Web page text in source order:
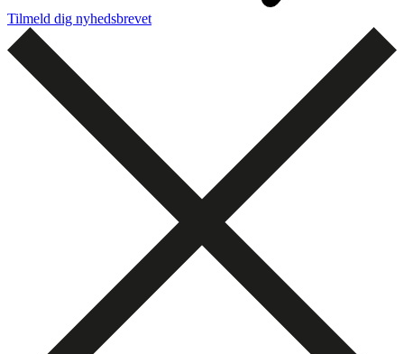
Tilmeld dig nyhedsbrevet